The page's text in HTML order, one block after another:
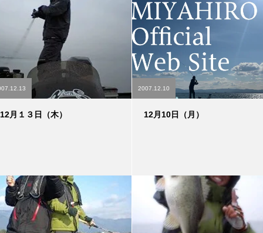
12月１３日（木）
2007.12.10
12月10日（月）